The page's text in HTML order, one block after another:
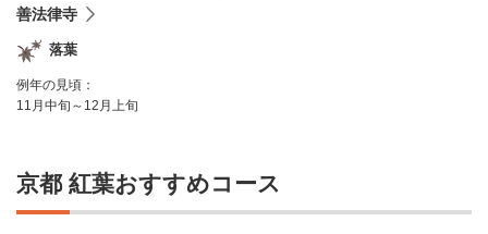
善法律寺
落葉
例年の見頃：
11月中旬～12月上旬
京都 紅葉おすすめコース